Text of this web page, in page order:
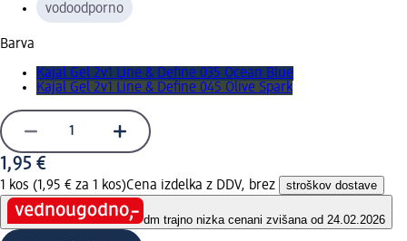
vodoodporno
Barva
Kajal Gel 2v1 Line & Define 035 Ocean Blue
Kajal Gel 2v1 Line & Define 045 Olive Spark
1,95 €
1 kos (1,95 € za 1 kos)Cena izdelka z DDV, brez stroškov dostave
dm trajno nizka cenani zvišana od 24.02.2026